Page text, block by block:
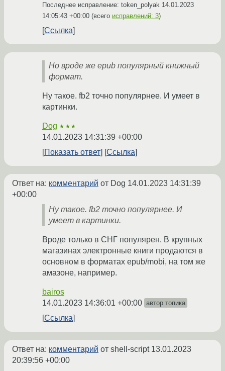
Последнее исправление: token_polyak 14.01.2023
14:05:43 +00:00 (всего исправлений: 3)
Ссылка
Но вроде же epub популярный книжный
формат.
Ну такое. fb2 точно популярнее. И умеет в
картинки.
Dog ★★★
14.01.2023 14:31:39 +00:00
Показать ответ
Ссылка
Ответ на: комментарий от Dog 14.01.2023 14:31:39
+00:00
Ну такое. fb2 точно популярнее. И
умеет в картинки.
Вроде только в СНГ популярен. В крупных
магазинах электронные книги продаются в
основном в форматах epub/mobi, на том же
амазоне, например.
bairos
14.01.2023 14:36:01 +00:00 автор топика
Ссылка
Ответ на: комментарий от shell-script 13.01.2023
20:39:56 +00:00